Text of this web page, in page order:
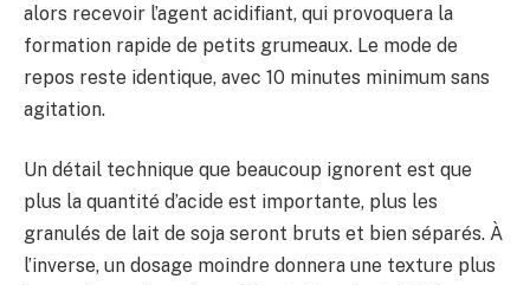
alors recevoir l’agent acidifiant, qui provoquera la
formation rapide de petits grumeaux. Le mode de
repos reste identique, avec 10 minutes minimum sans
agitation.
Un détail technique que beaucoup ignorent est que
plus la quantité d’acide est importante, plus les
granulés de lait de soja seront bruts et bien séparés. À
l’inverse, un dosage moindre donnera une texture plus